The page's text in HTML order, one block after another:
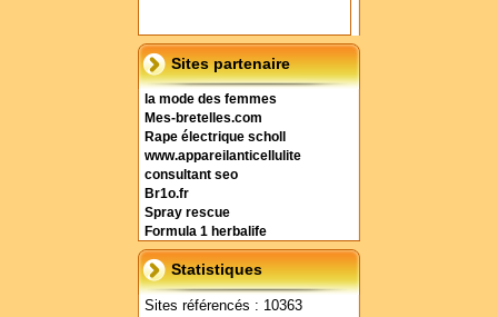
Sites partenaire
la mode des femmes
Mes-bretelles.com
Rape électrique scholl
www.appareilanticellulite
consultant seo
Br1o.fr
Spray rescue
Formula 1 herbalife
Statistiques
Sites référencés : 10363